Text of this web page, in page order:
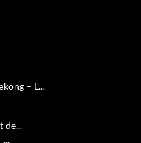
– L...
de...